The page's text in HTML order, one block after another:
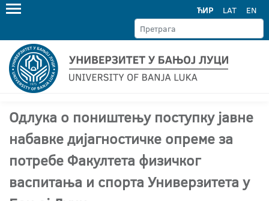
ЋИР LAT EN
Одлука о поништењу поступку јавне
набавке дијагностичке опреме за
потребе Факултета физичког
васпитања и спорта Универзитета у